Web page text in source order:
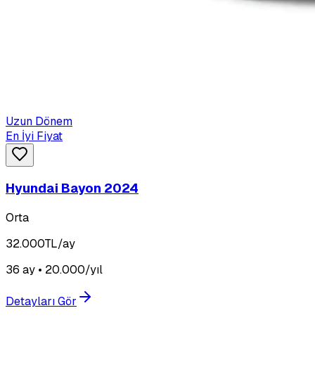
Uzun Dönem
En İyi Fiyat
Hyundai Bayon 2024
Orta
32.000TL/ay
36 ay • 20.000/yıl
Detayları Gör